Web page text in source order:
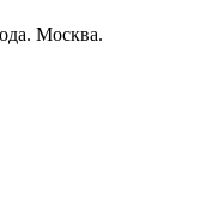
Москва.